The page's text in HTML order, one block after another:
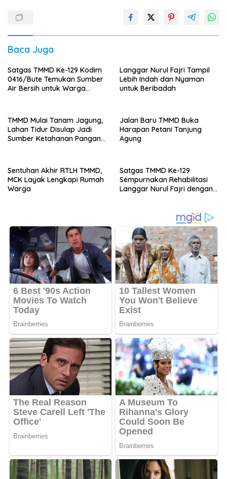
Baca Juga
Satgas TMMD Ke-129 Kodim
0416/Bute Temukan Sumber
Air Bersih untuk Warga
Langgar Nurul Fajri Tampil
Lebih Indah dan Nyaman
untuk Beribadah
TMMD Mulai Tanam Jagung,
Lahan Tidur Disulap Jadi
Sumber Ketahanan Pangan
Jalan Baru TMMD Buka
Harapan Petani Tanjung
Agung
Sentuhan Akhir RTLH TMMD,
MCK Layak Lengkapi Rumah
Warga
Satgas TMMD Ke-129
Sempurnakan Rehabilitasi
Langgar Nurul Fajri dengan